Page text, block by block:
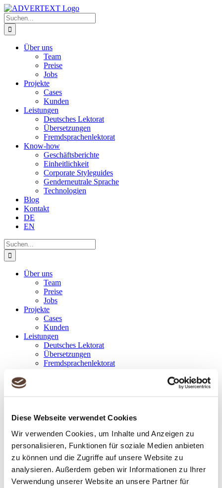
Diese Webseite verwendet Cookies
Wir verwenden Cookies, um Inhalte und Anzeigen zu
personalisieren, Funktionen für soziale Medien anbieten
zu können und die Zugriffe auf unsere Website zu
analysieren. Außerdem geben wir Informationen zu Ihrer
Verwendung unserer Website an unsere Partner für
Zum
Inhalt
springen
Suche
nach:
Über uns
Team
Preise
Jobs
Projekte
Cases
Kunden
Leistungen
Deutsches Lektorat
Übersetzungen
Fremdsprachenlektorat
Know-how
Geschäftsberichte
Einheitlichkeit
Corporate Styleguides
Genderneutrale Sprache
Technologien
Blog
Kontakt
DE
EN
Suche
nach:
Über uns
Team
Preise
Jobs
Projekte
Cases
Kunden
Leistungen
Deutsches Lektorat
Übersetzungen
Fremdsprachenlektorat
Corporate Styleguides
Technologien
Kontakt
DE
Germanismen: deutsche Wörter auf Wanderschaft